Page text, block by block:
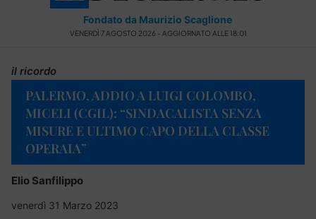
Fondato da Maurizio Scaglione
VENERDÌ 7 AGOSTO 2026 - AGGIORNATO ALLE 18:01
il ricordo
PALERMO, ADDIO A LUIGI COLOMBO,
MICELI (CGIL): “SINDACALISTA SENZA
MISURE E ULTIMO CAPO DELLA CLASSE
OPERAIA”
Elio Sanfilippo
venerdì 31 Marzo 2023